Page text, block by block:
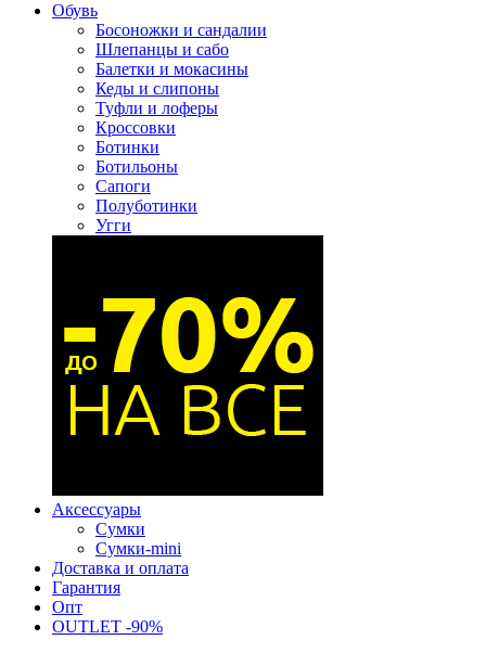
Обувь
Босоножки и сандалии
Шлепанцы и сабо
Балетки и мокасины
Кеды и слипоны
Туфли и лоферы
Кроссовки
Ботинки
Ботильоны
Сапоги
Полуботинки
Угги
Аксессуары
Сумки
Сумки-mini
Доставка и оплата
Гарантия
Опт
OUTLET -90%